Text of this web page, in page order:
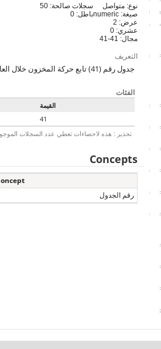
نوع: متواصل
صيغة: numeric
عرض: 2
عشري: 0
مجال: 41-41
سجلات صالحة: 50
باطل: 0
التعريف
جدول رقم (41) تابع حركة المخزون خلال العام
الفئات
القيمة
41
تحذير : هذه لاحصاءات تعطي عدد السجلات الموجودة
Concepts
رقم الجدول